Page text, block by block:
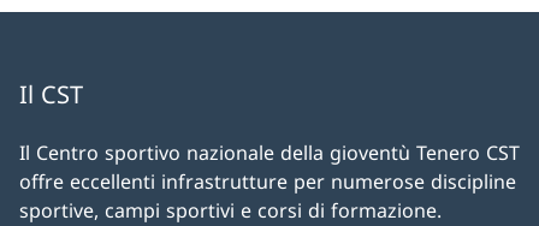
Il CST
Il Centro sportivo nazionale della gioventù Tenero CST
offre eccellenti infrastrutture per numerose discipline
sportive, campi sportivi e corsi di formazione.